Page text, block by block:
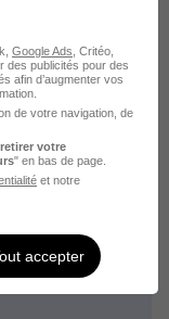
le 12/06/26
Google Ads , Critéo,
des publicités pour des
afin d’augmenter vos
de votre navigation, de
retirer votre
" en bas de page.
et notre
accepter